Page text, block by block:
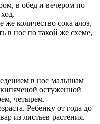
в обед и вечером по
же количество сока алоэ,
в нос по такой же схеме,
в нос малышам
остуженной
четырем.
Ребенку от года до
из листьев растения.